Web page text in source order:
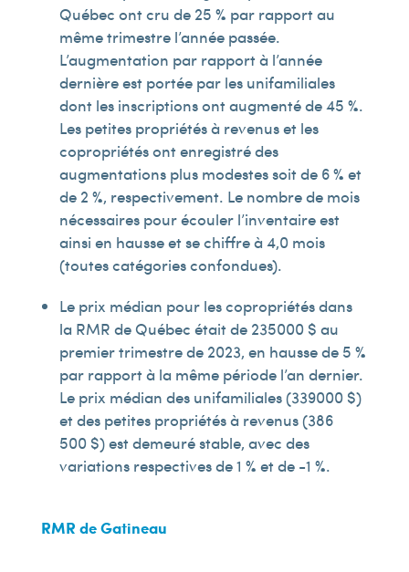
Québec ont cru de 25 % par rapport au
même trimestre l’année passée.
L’augmentation par rapport à l’année
dernière est portée par les unifamiliales
dont les inscriptions ont augmenté de 45 %.
Les petites propriétés à revenus et les
copropriétés ont enregistré des
augmentations plus modestes soit de 6 % et
de 2 %, respectivement. Le nombre de mois
nécessaires pour écouler l’inventaire est
ainsi en hausse et se chiffre à 4,0 mois
(toutes catégories confondues).
Le prix médian pour les copropriétés dans
la RMR de Québec était de 235 000 $ au
premier trimestre de 2023, en hausse de 5 %
par rapport à la même période l’an dernier.
Le prix médian des unifamiliales (339 000 $)
et des petites propriétés à revenus (386
500 $) est demeuré stable, avec des
variations respectives de 1 % et de -1 %.
RMR de Gatineau